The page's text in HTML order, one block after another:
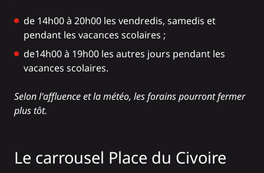
de 14h00 à 20h00 les vendredis, samedis et
pendant les vacances scolaires ;
de14h00 à 19h00 les autres jours pendant les
vacances scolaires.
Selon l'affluence et la météo, les forains pourront fermer
plus tôt.
Le carrousel Place du Civoire